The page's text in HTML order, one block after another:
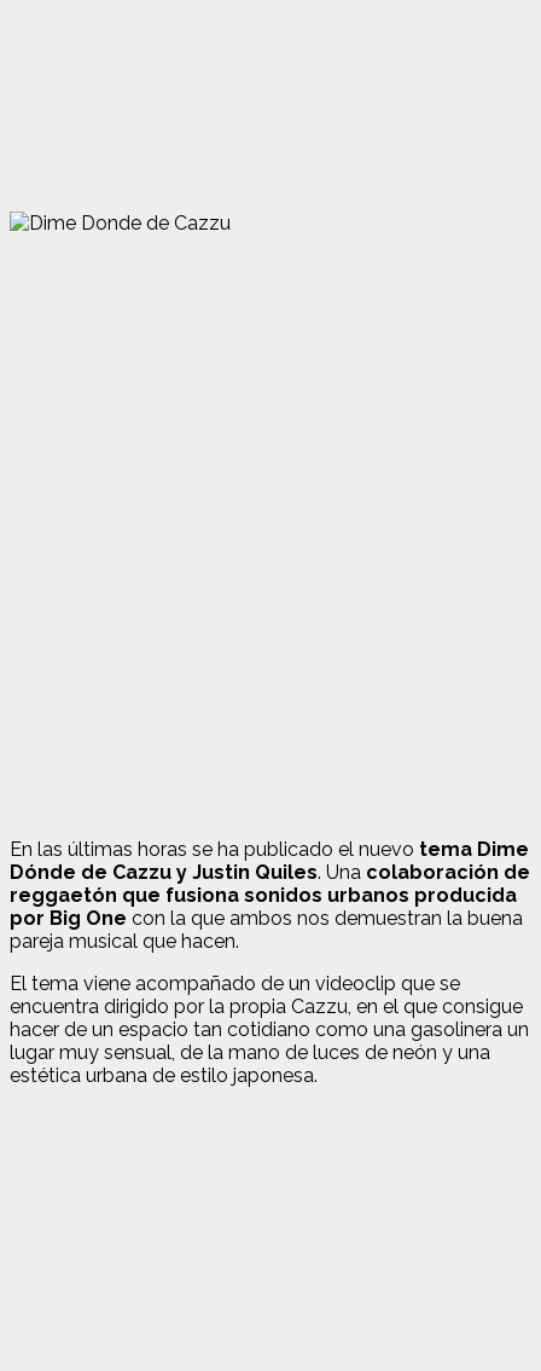
En las últimas horas se ha publicado el nuevo tema Dime
Dónde de Cazzu y Justin Quiles. Una colaboración de
reggaetón que fusiona sonidos urbanos producida
por Big One con la que ambos nos demuestran la buena
pareja musical que hacen.
El tema viene acompañado de un videoclip que se
encuentra dirigido por la propia Cazzu, en el que consigue
hacer de un espacio tan cotidiano como una gasolinera un
lugar muy sensual, de la mano de luces de neón y una
estética urbana de estilo japonesa.